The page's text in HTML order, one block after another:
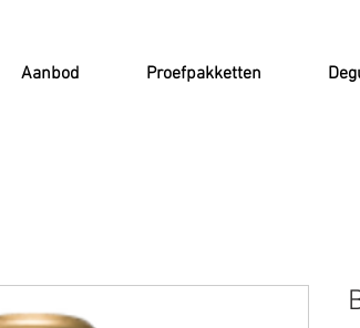
Aanbod Proefpakketten